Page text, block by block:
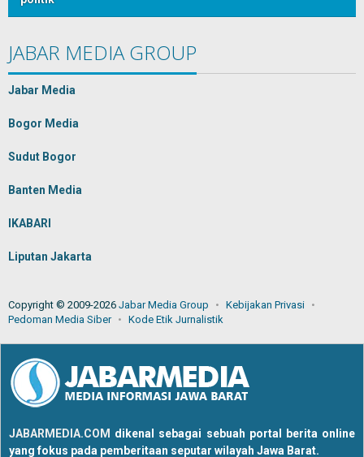
JABAR MEDIA GROUP
Jabar Media
Bogor Media
Sudut Bogor
Banten Media
IKABARI
Liputan Jakarta
Copyright © 2009-2026 Jabar Media Group
Kebijakan Privasi
Pedoman Media Siber
Kode Etik Jurnalistik
JABARMEDIA.COM dikenal sebagai sebuah portal berita online
yang fokus pada pemberitaan seputar wilayah Jawa Barat.